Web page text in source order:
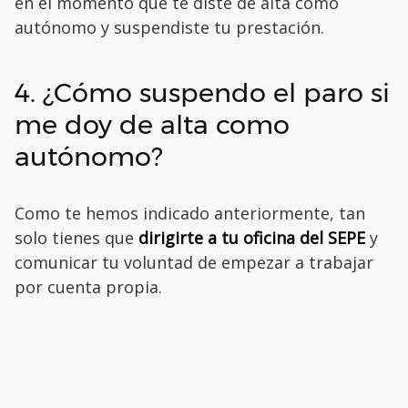
autónomo y suspendiste tu prestación.
4. ¿Cómo suspendo el paro si
me doy de alta como
autónomo?
Como te hemos indicado anteriormente, tan
solo tienes que dirigirte a tu oficina del SEPE y
comunicar tu voluntad de empezar a trabajar
por cuenta propia.